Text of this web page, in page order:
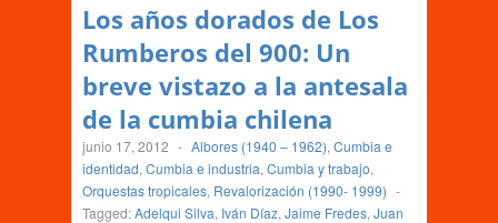
Los años dorados de Los
Rumberos del 900: Un
breve vistazo a la antesala
de la cumbia chilena
junio 17, 2012 - Albores (1940 – 1962), Cumbia e
identidad, Cumbia e industria, Cumbia y trabajo,
Orquestas tropicales, Revalorización (1990- 1999) -
Tagged:Adelqui Silva, Iván Díaz, Jaime Fredes, Juan